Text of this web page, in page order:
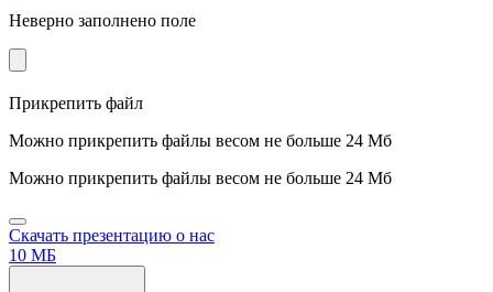
Неверно заполнено поле
Прикрепить файл
Можно прикрепить файлы весом не больше 24 Мб
Можно прикрепить файлы весом не больше 24 Мб
Скачать презентацию о нас
10 МБ